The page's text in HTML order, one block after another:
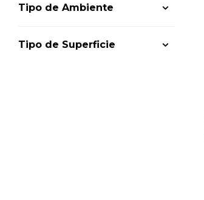
Tipo de Ambiente
Tipo de Superficie